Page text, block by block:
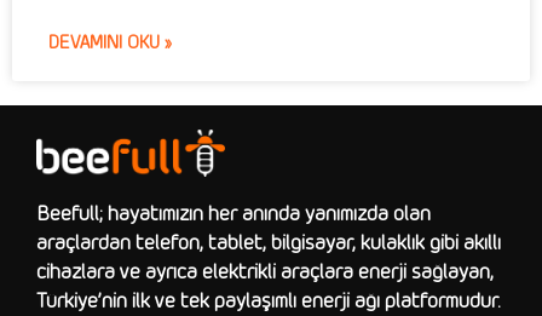
DEVAMINI OKU »
Beefull; hayatımızın her anında yanımızda olan
araçlardan telefon, tablet, bilgisayar, kulaklık gibi akıllı
cihazlara ve ayrıca elektrikli araçlara enerji sağlayan,
Türkiye’nin ilk ve tek paylaşımlı enerji ağı platformudur.